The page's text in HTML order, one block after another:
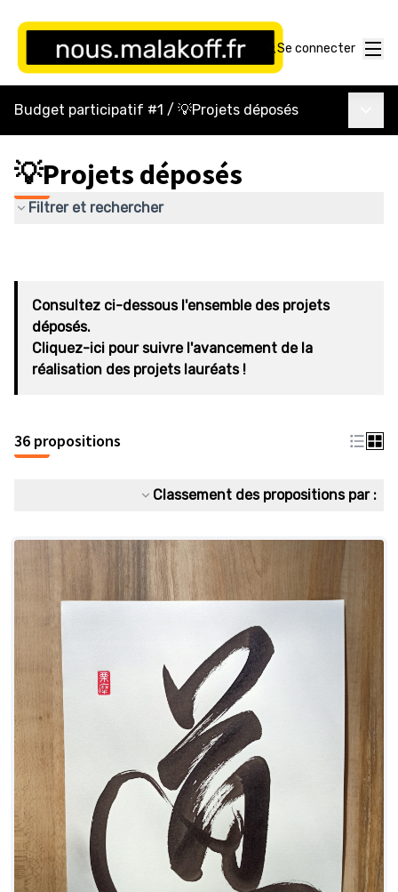
Se connecter
Budget participatif #1 / 💡Projets déposés
💡Projets déposés
Filtrer et rechercher
Consultez ci-dessous l'ensemble des projets
déposés.
Cliquez-ici pour suivre l'avancement de la
réalisation des projets lauréats !
36 propositions
Classement des propositions par :